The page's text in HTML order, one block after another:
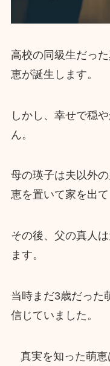
高校の同級生だっ
恵が誕生します。
しかし、幸せで穏
ん。
母の瑛子は夫以外
恵を置いて家を出
その後、父の真人
ます。
当時まだ3歳だった
信じていました。
真実を知った萌恵